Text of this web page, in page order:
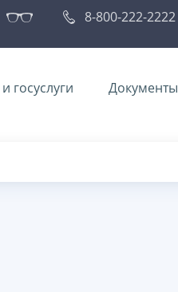
8-800-222-2222
госуслуги Документы